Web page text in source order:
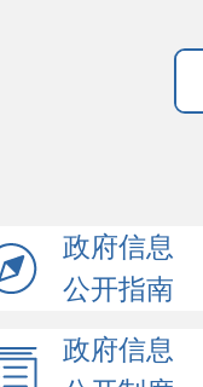
政府信息
公开指南
政府信息